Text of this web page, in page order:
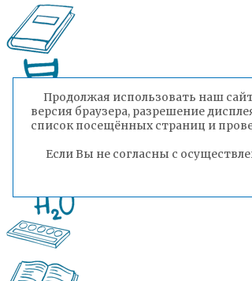
Продолжая использовать наш
версия браузера, разрешение
список посещённых страниц и
Если Вы не согласны с